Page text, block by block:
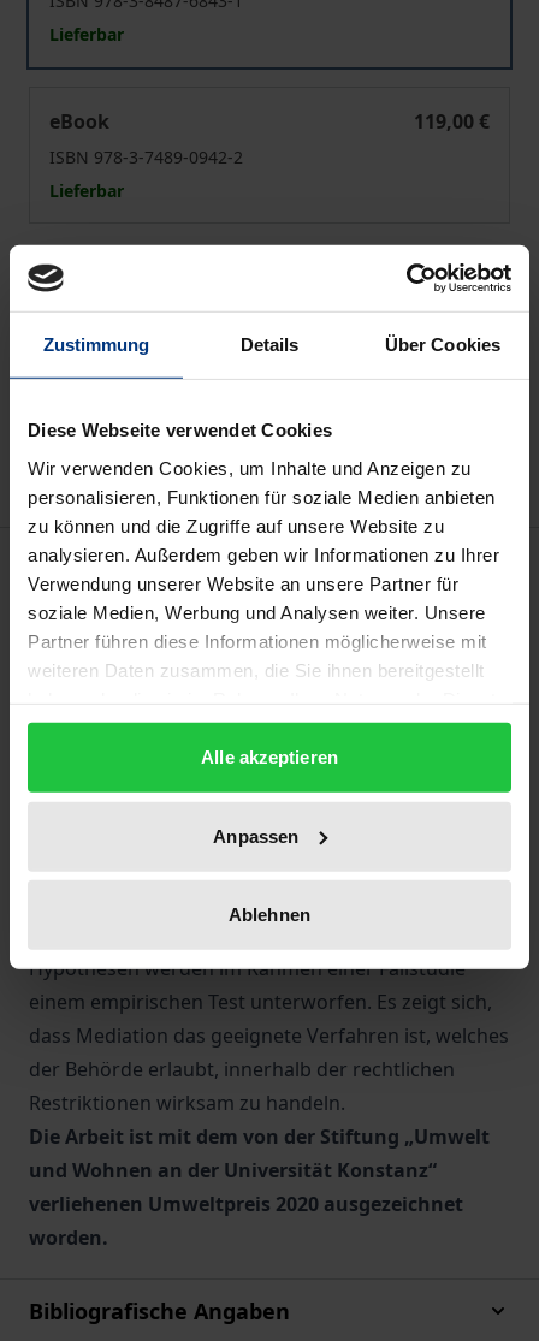
Zustimmung Details Über Cookies
Diese Webseite verwendet Cookies
Wir verwenden Cookies, um Inhalte und Anzeigen zu
personalisieren, Funktionen für soziale Medien anbieten
zu können und die Zugriffe auf unsere Website zu
analysieren. Außerdem geben wir Informationen zu Ihrer
Verwendung unserer Website an unsere Partner für
soziale Medien, Werbung und Analysen weiter. Unsere
Partner führen diese Informationen möglicherweise mit
weiteren Daten zusammen, die Sie ihnen bereitgestellt
gesammelt haben.
Alle akzeptieren
Anpassen
Ablehnen
Lieferbar
eBook
119,00 €
ISBN 978-3-7489-0942-2
Lieferbar
Preisangaben inkl. MwSt. Abhängig von der Lieferadresse
kann die MwSt. an der Kasse variieren.
Hinweise zu Versandkosten
Beschreibung
Die frühe Öffentlichkeitsbeteiligung gem. § 25 Abs. 3
VwVfG soll zur Erhöhung der Akzeptanz von
Dies setzt Vertrauen in die Wirksamkeit dieses
informellen Verfahrens voraus. Die Autorin
analysiert die Erfolgsbedingungen des
Vertrauensaufbaus innerhalb der rechtlichen
Grenzen und prüft die Funktion der Mediation im
Hypothesen werden im Rahmen einer Fallstudie
einem empirischen Test unterworfen. Es zeigt sich,
dass Mediation das geeignete Verfahren ist, welches
der Behörde erlaubt, innerhalb der rechtlichen
Restriktionen wirksam zu handeln.
Die Arbeit ist mit dem von der Stiftung „Umwelt
und Wohnen an der Universität Konstanz“
verliehenen Umweltpreis 2020 ausgezeichnet
worden.
Bibliografische Angaben